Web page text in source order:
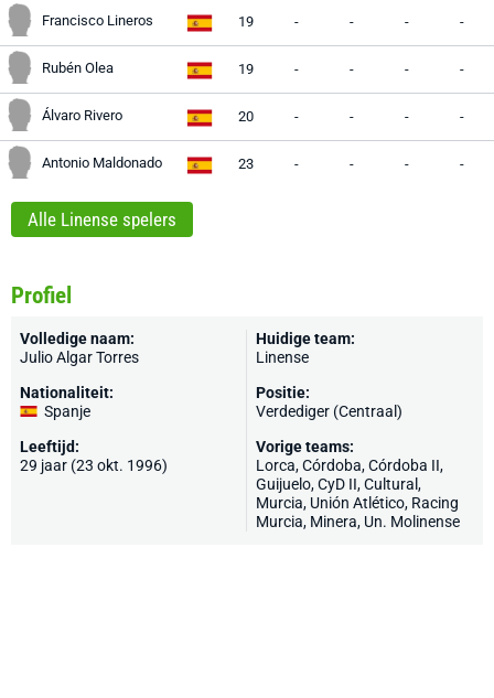
Francisco Lineros 19 - - - -
Rubén Olea 19 - - - -
Álvaro Rivero 20 - - - -
Antonio Maldonado 23 - - - -
Alle Linense spelers
Profiel
Volledige naam:
Julio Algar Torres
Nationaliteit:
Spanje
Leeftijd:
29 jaar (23 okt. 1996)
Huidige team:
Linense
Positie:
Verdediger (Centraal)
Vorige teams:
Lorca,Córdoba, Córdoba II,
Guijuelo, CyD II,Cultural ,
Murcia, Unión Atlético, Racing
Murcia, Minera, Un. Molinense